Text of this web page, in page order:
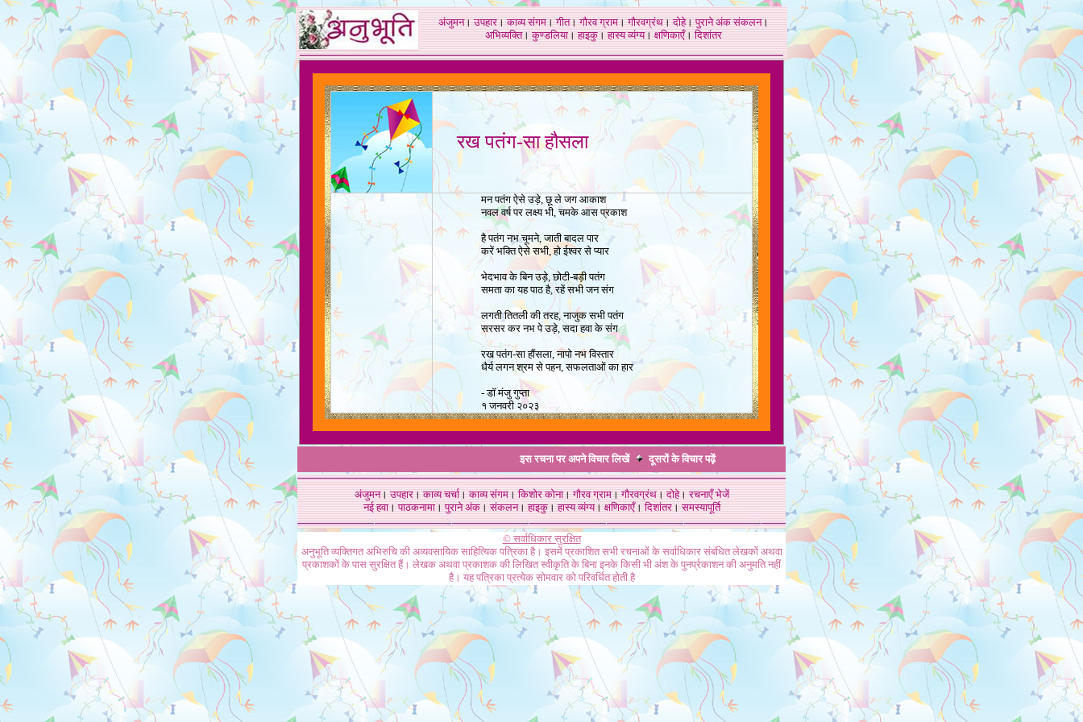
अंजुमन।उपहार।काव्य संगम।गीत।गौरव ग्राम।गौरवग्रंथ।दोहे।पुराने अंक संकलन।
अभिव्यक्ति।कुण्डलिया।हाइकु।हास्य व्यंग्य।क्षणिकाएँ।दिशांतर
रख पतंग-सा हौसला
मन पतंग ऐसे उड़े, छू ले जग आकाश
नवल वर्ष पर लक्ष्य भी, चमके आस प्रकाश
है पतंग नभ चूमने, जाती बादल पार
करें भक्ति ऐसे सभी, हो ईश्वर से प्यार
भेदभाव के बिन उड़े, छोटी-बड़ी पतंग
समता का यह पाठ है, रहें सभी जन संग
लगती तितली की तरह, नाजुक सभी पतंग
सरसर कर नभ पे उड़े, सदा हवा के संग
रख पतंग-सा हौंसला, नापो नभ विस्तार
धैर्य लगन श्रम से पहन, सफलताओं का हार
- डॉ मंजु गुप्ता
१ जनवरी २०२३
इस रचना पर अपने विचार लिखें दूसरों के विचारपढ़ें
अंजुमन।उपहार।काव्य चर्चा।काव्य संगम।किशोर कोना।गौरव ग्राम।गौरवग्रंथ।दोहे।रचनाएँ भेजें
नई हवा। पाठकनामा। पुराने अंक। संकलन। हाइकु। हास्य व्यंग्य। क्षणिकाएँ। दिशांतर। समस्यापूर्ति
© सर्वाधिकार सुरक्षित
अनुभूति व्यक्तिगत अभिरुचि की अव्यवसायिक साहित्यिक पत्रिका है। इसमें प्रकाशित सभी रचनाओं के सर्वाधिकार संबंधित लेखकों अथवा
प्रकाशकों के पास सुरक्षित हैं। लेखक अथवा प्रकाशक की लिखित स्वीकृति के बिना इनके किसी भी अंश के पुनर्प्रकाशन की अनुमति नहीं
है। यह पत्रिका प्रत्येक सोमवार को परिवर्धित होती है